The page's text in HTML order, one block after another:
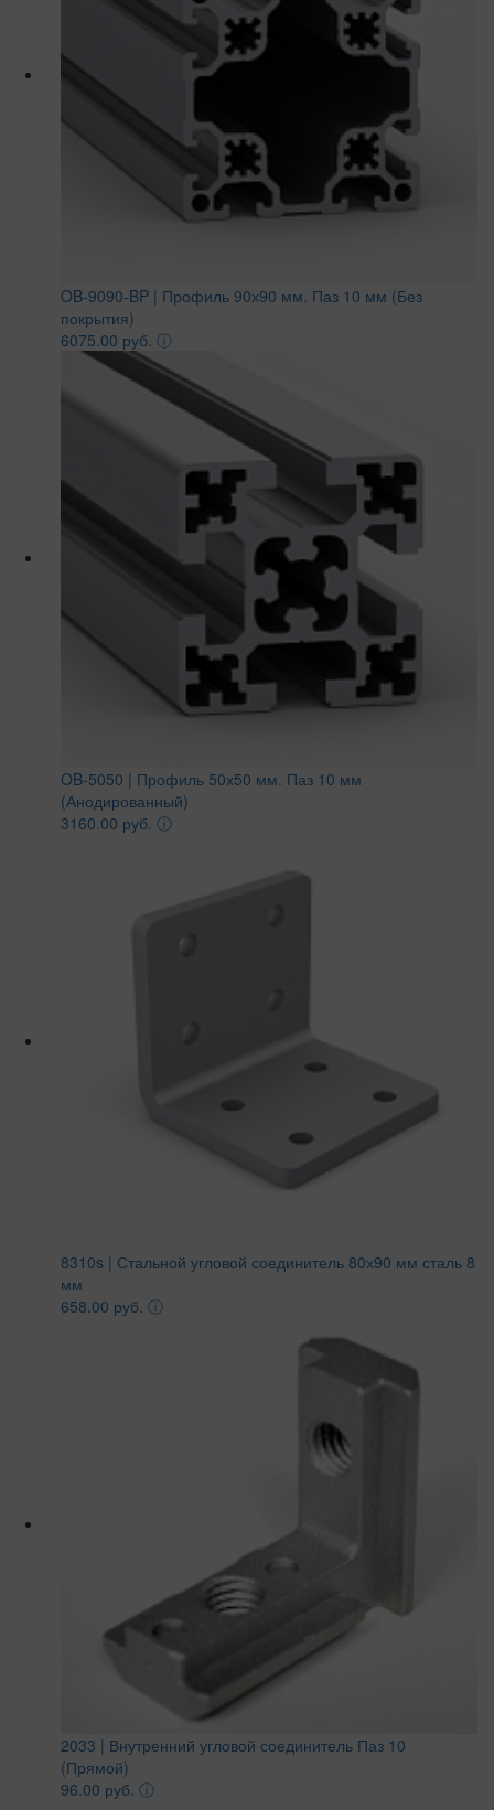
OB-9090-BP | Профиль 90х90 мм. Паз 10 мм (Без
покрытия)
6075.00 руб. ⓘ
OB-5050 | Профиль 50х50 мм. Паз 10 мм
(Анодированный)
3160.00 руб. ⓘ
8310s | Стальной угловой соединитель 80х90 мм сталь 8
мм
658.00 руб. ⓘ
2033 | Внутренний угловой соединитель Паз 10
(Прямой)
96.00 руб. ⓘ